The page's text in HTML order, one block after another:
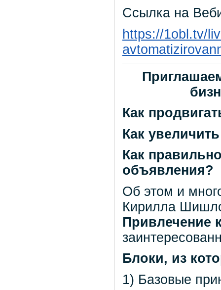
Ссылка на
https://1obl.tv/
Как
Как
Как
объявления?
Об этом и
Кирилла
Привлечение
Блоки, из
1) Базовые